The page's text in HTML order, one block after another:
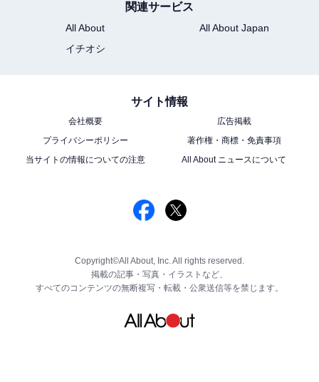
関連サービス
All About
All About Japan
イチオシ
サイト情報
会社概要
広告掲載
プライバシーポリシー
著作権・商標・免責事項
当サイトの情報についての注意
All About ニュースについて
Copyright©All About, Inc. All rights reserved.
掲載の記事・写真・イラストなど、
すべてのコンテンツの無断複写・転載・公衆送信等を禁じます。